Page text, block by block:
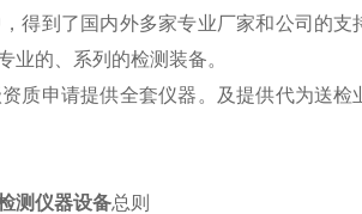
得到了国内外多家专业厂家和公司的
业的、系列的检测装备。
质申请提供全套仪器。及提供代为送
测仪器设备总则